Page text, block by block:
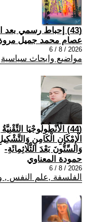
(43) إحباط رسمي بعد الاختراقات العدوانية بلا تبرير
عصام محمد جميل
2026 / 8 / 6
مواضيع وابحاث سياسية
(44) الْأَنْطُولُوجْيَا
الْإِمْكَانِ الْكَامِنِ
وَالسِّتُّونَ بَعْدَ الثَّلَاثِمِائَةِ-
حمودة المعناوي
2026 / 8 / 6
الفلسفة ,علم النفس ,